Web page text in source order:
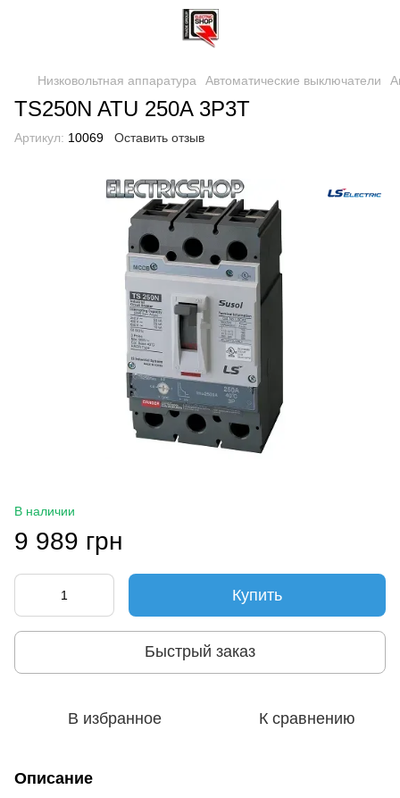
Низковольтная аппаратура Автоматические выключатели
TS250N ATU 250A 3P3T
Артикул: 10069 Оставить отзыв
В наличии
9 989 грн
Купить
Быстрый заказ
В избранное К сравнению
Описание